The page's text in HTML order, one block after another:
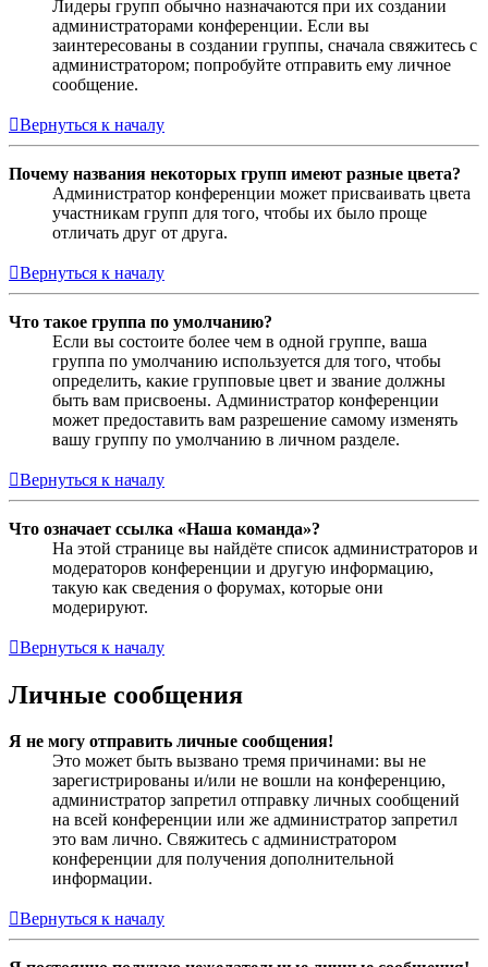
Лидеры групп обычно назначаются при их создании
администраторами конференции. Если вы
заинтересованы в создании группы, сначала свяжитесь с
администратором; попробуйте отправить ему личное
сообщение.
Вернуться к началу
Почему названия некоторых групп имеют разные цвета?
Администратор конференции может присваивать цвета
участникам групп для того, чтобы их было проще
отличать друг от друга.
Вернуться к началу
Что такое группа по умолчанию?
Если вы состоите более чем в одной группе, ваша
группа по умолчанию используется для того, чтобы
определить, какие групповые цвет и звание должны
быть вам присвоены. Администратор конференции
может предоставить вам разрешение самому изменять
вашу группу по умолчанию в личном разделе.
Вернуться к началу
Что означает ссылка «Наша команда»?
На этой странице вы найдёте список администраторов и
модераторов конференции и другую информацию,
такую как сведения о форумах, которые они
модерируют.
Вернуться к началу
Личные сообщения
Я не могу отправить личные сообщения!
Это может быть вызвано тремя причинами: вы не
зарегистрированы и/или не вошли на конференцию,
администратор запретил отправку личных сообщений
на всей конференции или же администратор запретил
это вам лично. Свяжитесь с администратором
конференции для получения дополнительной
информации.
Вернуться к началу